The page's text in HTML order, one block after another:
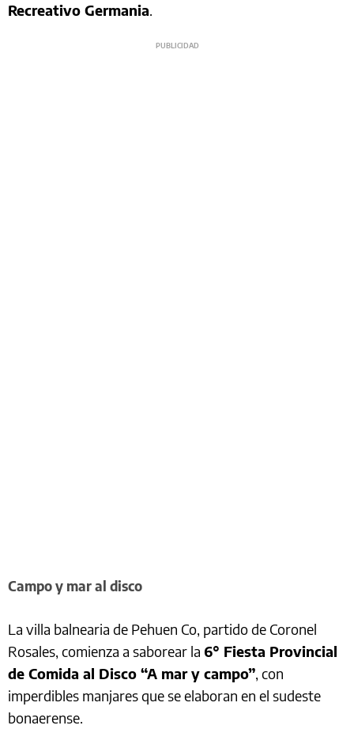
Recreativo Germania.
Campo y mar al disco
La villa balnearia de Pehuen Co, partido de Coronel
Rosales, comienza a saborear la 6° Fiesta Provincial
de Comida al Disco “A mar y campo”, con
imperdibles manjares que se elaboran en el sudeste
bonaerense.